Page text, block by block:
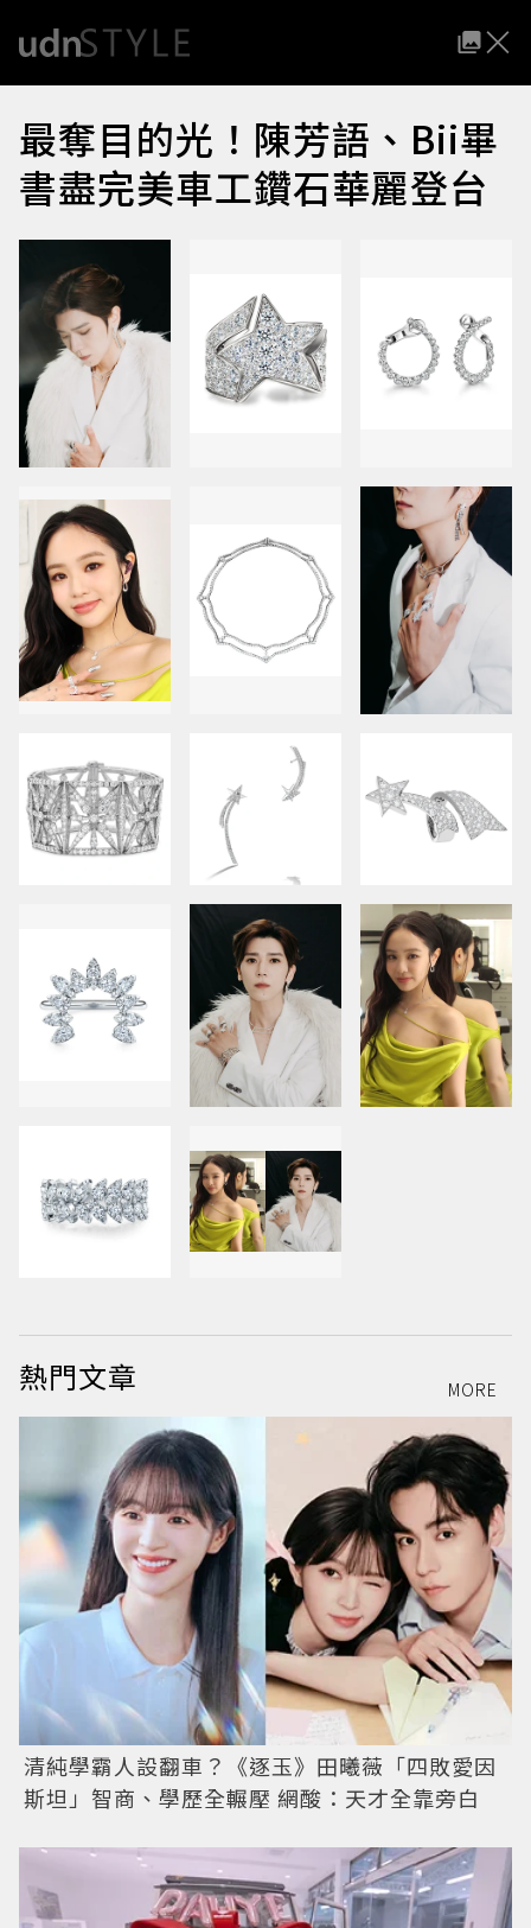
最奪目的光！陳芳語、Bii畢
書盡完美車工鑽石華麗登台
熱門文章 MORE
清純學霸人設翻車？《逐玉》田曦薇「四敗愛因
斯坦」智商、學歷全輾壓 網酸：天才全靠旁白